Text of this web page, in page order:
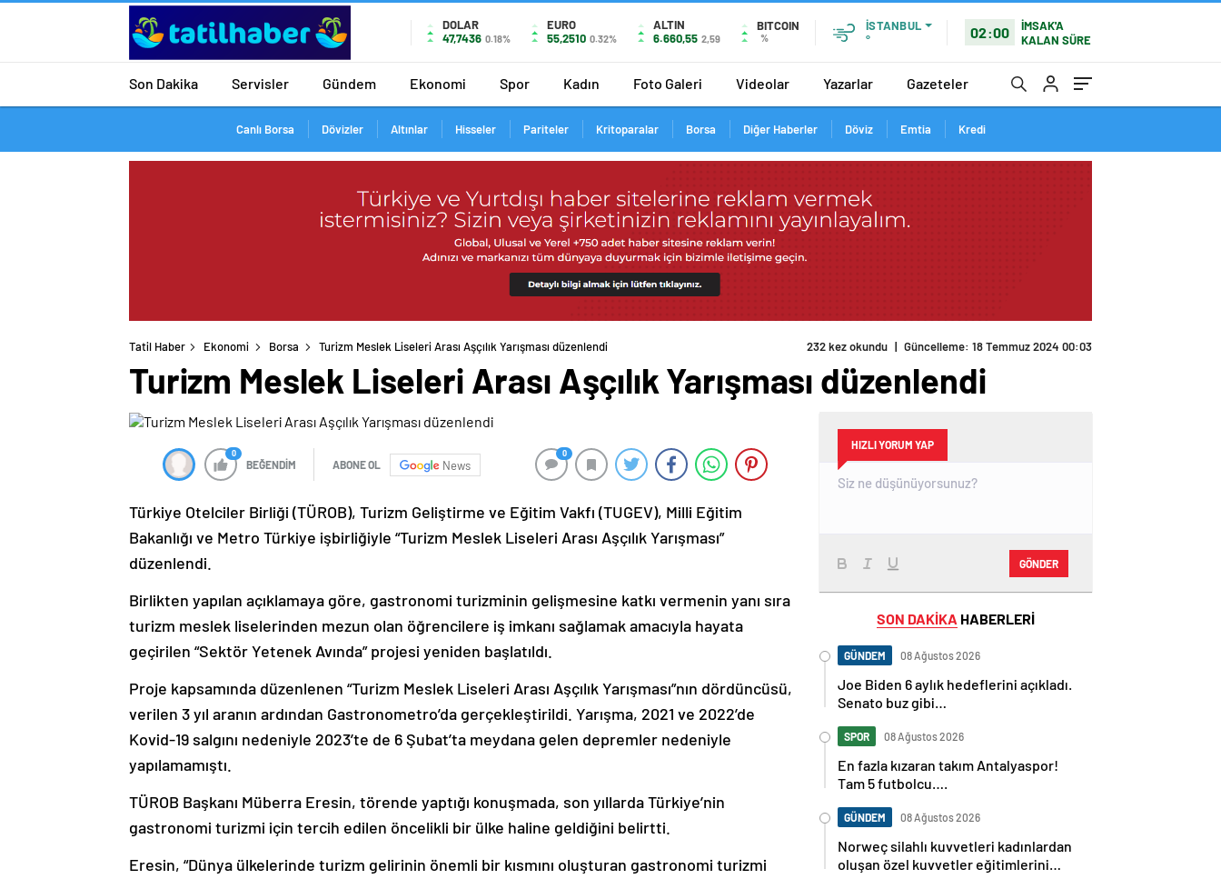
DOLAR
47,7436 0.18%
EURO
55,2510 0.32%
ALTIN
6.660,55 2,59
BITCOIN
%
İSTANBUL
°
02:00
İMSAK'A
KALAN SÜRE
Son Dakika Servisler Gündem Ekonomi Spor Kadın Foto Galeri Videolar Yazarlar Gazeteler
Canlı Borsa Dövizler Altınlar Hisseler Pariteler Kritoparalar Borsa Diğer Haberler Döviz Emtia Kredi
Tatil Haber Ekonomi Borsa Turizm Meslek Liseleri Arası Aşçılık Yarışması düzenlendi 232 kez okundu | Güncelleme: 18 Temmuz 2024 00:03
Turizm Meslek Liseleri Arası Aşçılık Yarışması düzenlendi
0
BEĞENDİM ABONE OL News
0
Türkiye Otelciler Birliği (TÜROB), Turizm Geliştirme ve Eğitim Vakfı (TUGEV), Milli Eğitim
Bakanlığı ve Metro Türkiye işbirliğiyle “Turizm Meslek Liseleri Arası Aşçılık Yarışması”
düzenlendi.
Birlikten yapılan açıklamaya göre, gastronomi turizminin gelişmesine katkı vermenin yanı sıra
turizm meslek liselerinden mezun olan öğrencilere iş imkanı sağlamak amacıyla hayata
geçirilen “Sektör Yetenek Avında” projesi yeniden başlatıldı.
Proje kapsamında düzenlenen “Turizm Meslek Liseleri Arası Aşçılık Yarışması”nın dördüncüsü,
verilen 3 yıl aranın ardından Gastronometro’da gerçekleştirildi. Yarışma, 2021 ve 2022’de
Kovid-19 salgını nedeniyle 2023’te de 6 Şubat’ta meydana gelen depremler nedeniyle
yapılamamıştı.
TÜROB Başkanı Müberra Eresin, törende yaptığı konuşmada, son yıllarda Türkiye’nin
gastronomi turizmi için tercih edilen öncelikli bir ülke haline geldiğini belirtti.
Eresin, “Dünya ülkelerinde turizm gelirinin önemli bir kısmını oluşturan gastronomi turizmi
HIZLI YORUM YAP
GÖNDER
SON DAKİKA HABERLERİ
GÜNDEM 08 Ağustos 2026
Joe Biden 6 aylık hedeflerini açıkladı.
Senato buz gibi…
SPOR 08 Ağustos 2026
En fazla kızaran takım Antalyaspor!
Tam 5 futbolcu….
GÜNDEM 08 Ağustos 2026
Norweç silahlı kuvvetleri kadınlardan
oluşan özel kuvvetler eğitimlerini